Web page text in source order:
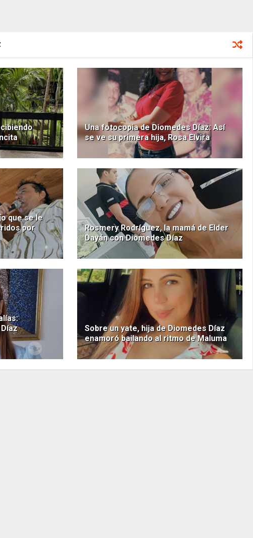
Una fotocopia de Diomedes Díaz: Así
se ve su primera hija, Rosa Elvira
que se le
por
Rosmery Rodríguez, la mamá de Elder
Dayán con Diomedes Díaz
Sobre un yate, hija de Diomedes Díaz
enamoró bailando al ritmo de Maluma